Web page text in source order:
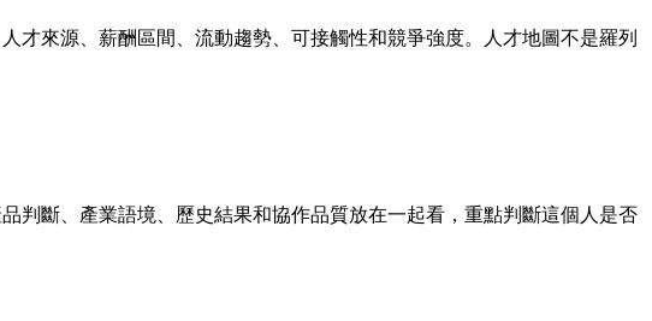
才來源、薪酬區間、流動趨勢、可接觸性和競爭強度。人才地圖不是羅列
判斷、產業語境、歷史結果和協作品質放在一起看，重點判斷這個人是否